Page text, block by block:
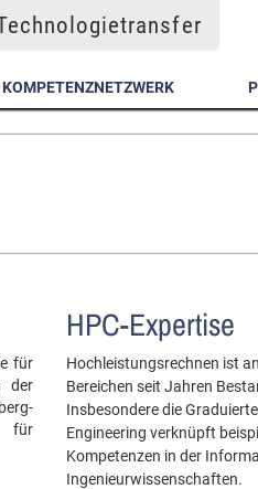
KOMPETENZNETZWERK
für
der
für
HPC-Expertise
Hochleistungsrechnen ist
Bereichen seit Jahren
Insbesondere die
Engineering verknüpft
Kompetenzen in der
Ingenieurwissenschaften.